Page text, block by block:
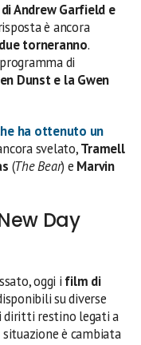
Andrew Garfield e
è ancora
torneranno.
di
Dunst e la Gwen
ha ottenuto un
svelato,Tramell
(The Bear) e Marvin
Day
oggi i film di
su diverse
diritti restino legati a
situazione è cambiata